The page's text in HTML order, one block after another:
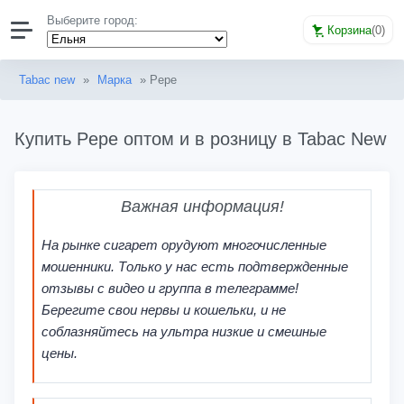
Выберите город:
Корзина(0)
Tabac new » Марка » Pepe
Купить Pepe оптом и в розницу в Tabac New
Важная информация!
На рынке сигарет орудуют многочисленные
мошенники. Только у нас есть подтвержденные
отзывы с видео и группа в телеграмме!
Берегите свои нервы и кошельки, и не
соблазняйтесь на ультра низкие и смешные
цены.